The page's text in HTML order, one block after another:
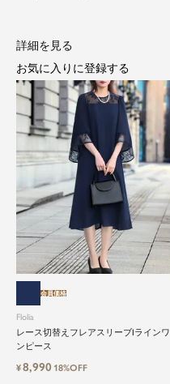
Flolia
レース切替えフレアスリーブIラインワ
ンピース
会員価格
¥8,990 18%OFF
詳細を見る
お気に入りに登録する